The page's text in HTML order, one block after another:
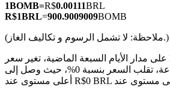
1BOMB=R$0.00111BRL
R$1BRL=900.9009009BOMB
(ملاحظة: لا تشمل الرسوم و تكاليف الغاز.)
على مدار الأيام السبعة الماضية، تغير سعر Bombie بمقدار ظل ثابتًا
في آخر 24 ساعة، تقلب السعر بنسبة 0%، حيث وصل إلى